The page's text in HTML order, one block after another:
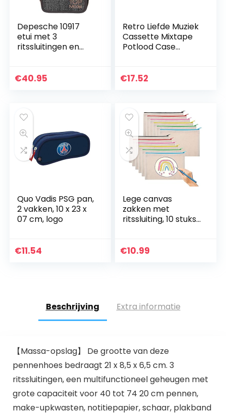
Depesche 10917
etui met 3
ritssluitingen en
tijgermotief, ca. 7,5
€40.95
Retro Liefde Muziek
Cassette Mixtape
Potlood Case
Capaciteit Pen
€17.52
Quo Vadis PSG pan,
2 vakken, 10 x 23 x
07 cm, logo
€11.54
Lege canvas
zakken met
ritssluiting, 10 stuks
knutseltassen,
€10.99
Beschrijving Extra informatie
【Massa-opslag】 De grootte van deze
pennenhoes bedraagt 21 x 8,5 x 6,5 cm. 3
ritssluitingen, een multifunctioneel geheugen met
grote capaciteit voor 40 tot 74 20 cm pennen,
make-upkwasten, notitiepapier, schaar, plakband